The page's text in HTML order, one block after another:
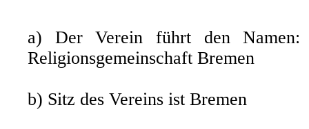
a) Der Verein führt den Namen:
Religionsgemeinschaft Bremen
b) Sitz des Vereins ist Bremen